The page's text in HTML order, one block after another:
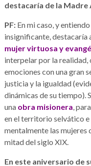
destacaría de la Madre
PF:En mi caso, y
insignificante, destacaría
mujer virtuosa y
interpelar por la realidad,
emociones con una gran
justicia y la igualdad
dinámicas de su tiempo).
una obra misionera,
en el territorio selvático e
mentalmente las mujeres
mitad del siglo XIX.
En este aniversario de